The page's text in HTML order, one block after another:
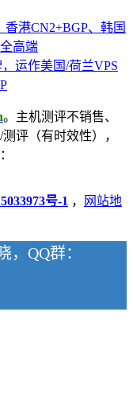
香港CN2+BGP、韩国
高端
运作美国/荷兰VPS
。主机测评不销售、
评（有时效性），
号-1 ，
网站地
，QQ群：